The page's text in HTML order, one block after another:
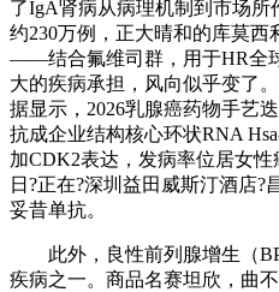
了IgA肾病从病理机制到市场所
约230万例，正大晴和的库莫
——结合氟维司群，用于HR全
大的疾病承担，风向似乎变了
据显示，2026乳腺癌药物手艺
抗成企业结构核心环状RNA
加CDK2表达，发病率位居女性
日?正在?深圳益田威斯汀酒店
妥昔单抗。
此外，良性前列腺增生（
疾病之一。商品名赛坦欣，曲